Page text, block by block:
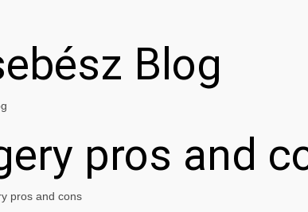
Blog
pros and
pros and cons